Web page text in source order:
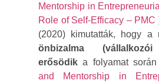
Mentorship in
Role of Self-Efficacy – PMC
(2020) kimutatták, hogy a
önbizalma (vállalkozói
erősödik a folyamat
and Mentorship in